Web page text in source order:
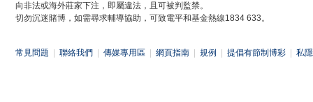
向非法或海外莊家下注，即屬違法，且可被判監禁。
切勿沉迷賭博，如需尋求輔導協助，可致電平和基金熱線1834 633。
常見問題 聯絡我們 傳媒專用區 網頁指南 規例 提倡有節制博彩 私